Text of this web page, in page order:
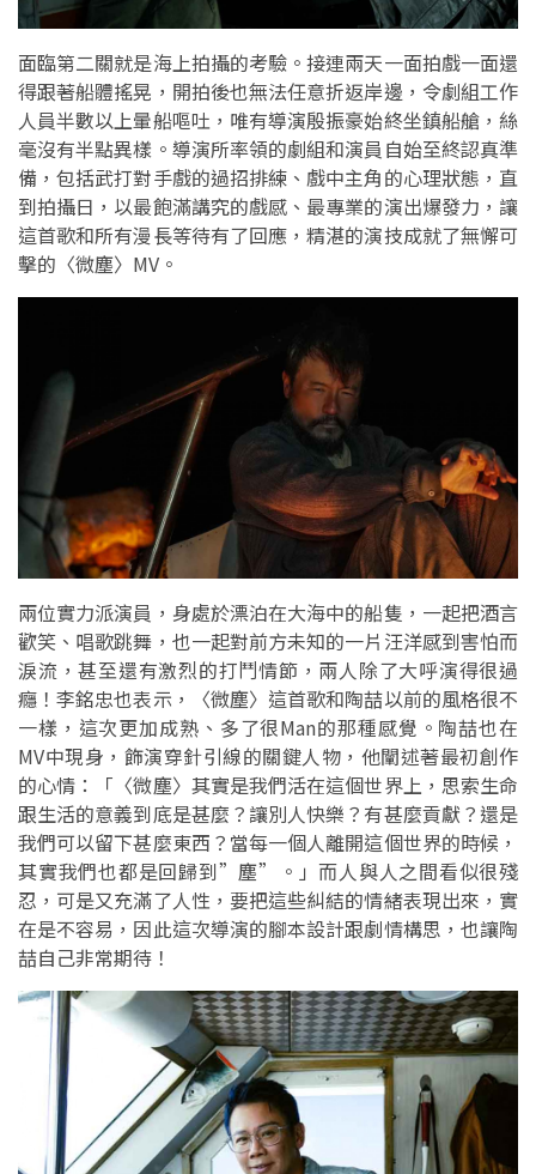
面臨第二關就是海上拍攝的考驗。接連兩天一面拍戲一面還
得跟著船體搖晃，開拍後也無法任意折返岸邊，令劇組工作
人員半數以上暈船嘔吐，唯有導演殷振豪始終坐鎮船艙，絲
毫沒有半點異樣。導演所率領的劇組和演員自始至終認真準
備，包括武打對手戲的過招排練、戲中主角的心理狀態，直
到拍攝日，以最飽滿講究的戲感、最專業的演出爆發力，讓
這首歌和所有漫長等待有了回應，精湛的演技成就了無懈可
擊的〈微塵〉MV。
兩位實力派演員，身處於漂泊在大海中的船隻，一起把酒言
歡笑、唱歌跳舞，也一起對前方未知的一片汪洋感到害怕而
淚流，甚至還有激烈的打鬥情節，兩人除了大呼演得很過
癮！李銘忠也表示，〈微塵〉這首歌和陶喆以前的風格很不
一樣，這次更加成熟、多了很Man的那種感覺。陶喆也在
MV中現身，飾演穿針引線的關鍵人物，他闡述著最初創作
的心情：「〈微塵〉其實是我們活在這個世界上，思索生命
跟生活的意義到底是甚麼？讓別人快樂？有甚麼貢獻？還是
我們可以留下甚麼東西？當每一個人離開這個世界的時候，
其實我們也都是回歸到”塵”。」而人與人之間看似很殘
忍，可是又充滿了人性，要把這些糾結的情緒表現出來，實
在是不容易，因此這次導演的腳本設計跟劇情構思，也讓陶
喆自己非常期待！